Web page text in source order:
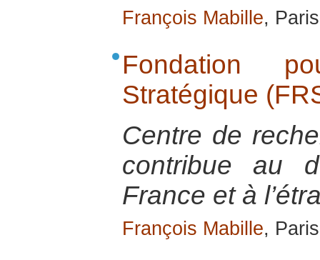
François Mabille,
Fondation
Stratégique
Centre de
contribue au
France et à
François Mabille,